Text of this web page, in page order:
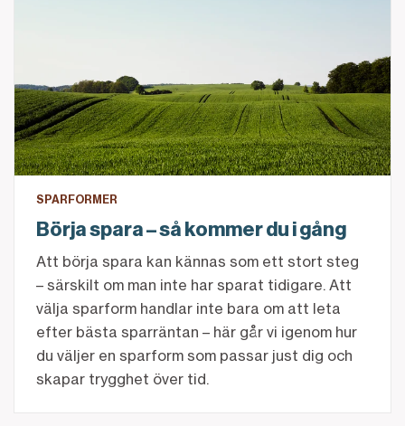
SPARFORMER
Börja spara – så kommer du i gång
Att börja spara kan kännas som ett stort steg
– särskilt om man inte har sparat tidigare. Att
välja sparform handlar inte bara om att leta
efter bästa sparräntan – här går vi igenom hur
du väljer en sparform som passar just dig och
skapar trygghet över tid.